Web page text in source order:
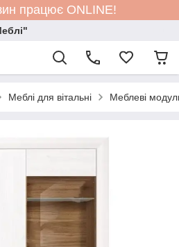
працює ONLINE!
Меблі для вітальні Меблеві